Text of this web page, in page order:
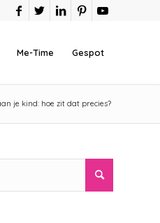
Me-Time Gespot
je kind: hoe zit dat precies?